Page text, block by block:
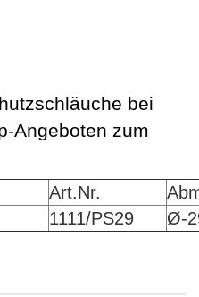
bei
Angeboten zum
Art.Nr.
1111/PS29 Ø-